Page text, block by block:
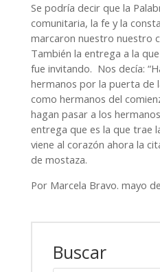
Se podría decir que la
comunitaria, la fe y la
marcaron nuestro nuestro
También la entrega a la
fue invitando. Nos decía:
hermanos por la puerta de
como hermanos del
hagan pasar a los
entrega que es la que trae
viene al corazón ahora la
de mostaza.
Por Marcela Bravo. mayo
Buscar